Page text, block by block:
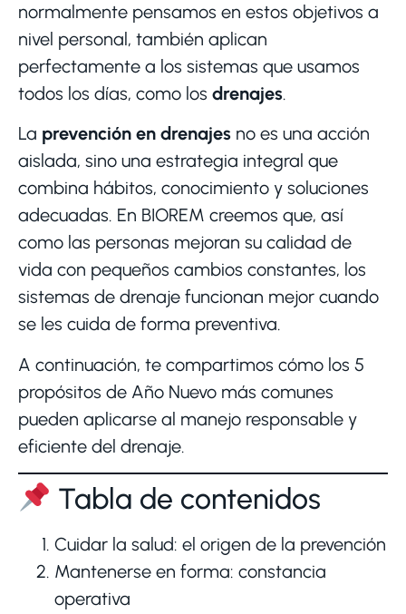
normalmente pensamos en estos objetivos a
nivel personal, también aplican
perfectamente a los sistemas que usamos
todos los días, como los drenajes.
La prevención en drenajes no es una acción
aislada, sino una estrategia integral que
combina hábitos, conocimiento y soluciones
adecuadas. En BIOREM creemos que, así
como las personas mejoran su calidad de
vida con pequeños cambios constantes, los
sistemas de drenaje funcionan mejor cuando
se les cuida de forma preventiva.
A continuación, te compartimos cómo los 5
propósitos de Año Nuevo más comunes
pueden aplicarse al manejo responsable y
eficiente del drenaje.
Tabla de contenidos
Cuidar la salud: el origen de la prevención
Mantenerse en forma: constancia
operativa